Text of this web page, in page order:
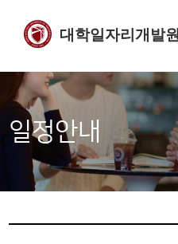
대학일자리개발원
일정안내